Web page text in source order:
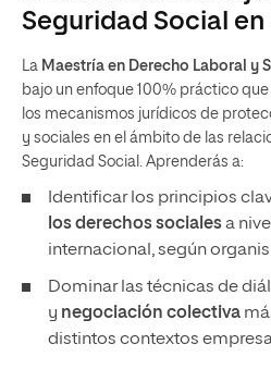
Seguridad Social en
La Maestría en Derecho Laboral y
bajo un enfoque 100% práctico
los mecanismos jurídicos de
y sociales en el ámbito de las
Seguridad Social. Aprenderás a:
Identificar los principios
los derechos socialesa
internacional, según
Dominar las técnicas de
y negociación colectiva
distintos contextos